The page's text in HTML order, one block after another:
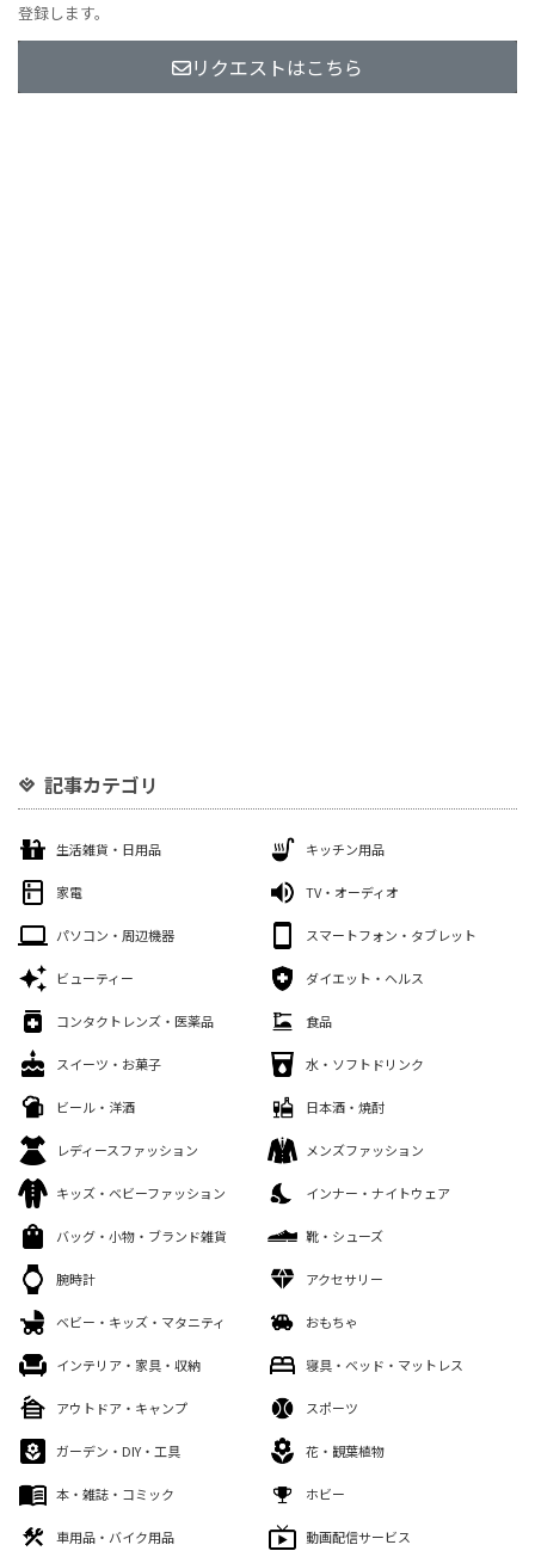
登録します。
リクエストはこちら
記事カテゴリ
生活雑貨・日用品 キッチン用品
家電 TV・オーディオ
パソコン・周辺機器 スマートフォン・タブレット
ビューティー ダイエット・ヘルス
コンタクトレンズ・医薬品 食品
スイーツ・お菓子 水・ソフトドリンク
ビール・洋酒 日本酒・焼酎
レディースファッション メンズファッション
キッズ・ベビーファッション インナー・ナイトウェア
バッグ・小物・ブランド雑貨 靴・シューズ
腕時計 アクセサリー
ベビー・キッズ・マタニティ おもちゃ
インテリア・家具・収納 寝具・ベッド・マットレス
アウトドア・キャンプ スポーツ
ガーデン・DIY・工具 花・観葉植物
本・雑誌・コミック ホビー
車用品・バイク用品 動画配信サービス